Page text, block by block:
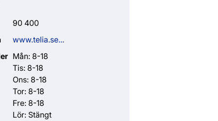
90 400
www.telia.se...
Mån: 8-18
Tis: 8-18
Ons: 8-18
Tor: 8-18
Fre: 8-18
Lör: Stängt